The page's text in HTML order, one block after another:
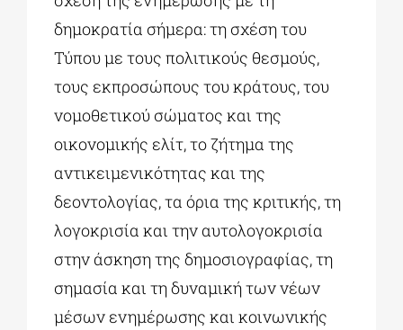
δημοκρατία σήμερα: τη σχέση του
Τύπου με τους πολιτικούς θεσμούς,
τους εκπροσώπους του κράτους, του
νομοθετικού σώματος και της
οικονομικής ελίτ, το ζήτημα της
αντικειμενικότητας και της
δεοντολογίας, τα όρια της κριτικής, τη
λογοκρισία και την αυτολογοκρισία
στην άσκηση της δημοσιογραφίας, τη
σημασία και τη δυναμική των νέων
μέσων ενημέρωσης και κοινωνικής